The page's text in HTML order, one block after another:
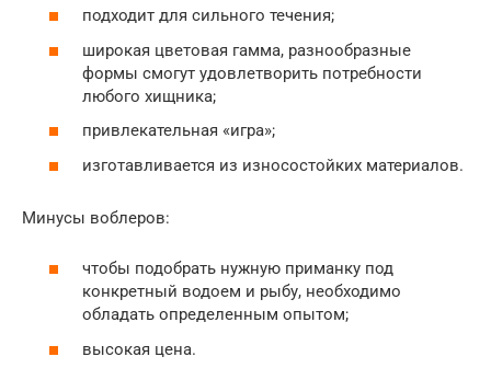
подходит для сильного течения;
широкая цветовая гамма, разнообразные
формы смогут удовлетворить потребности
любого хищника;
привлекательная «игра»;
изготавливается из износостойких материалов.
Минусы воблеров:
чтобы подобрать нужную приманку под
конкретный водоем и рыбу, необходимо
обладать определенным опытом;
высокая цена.